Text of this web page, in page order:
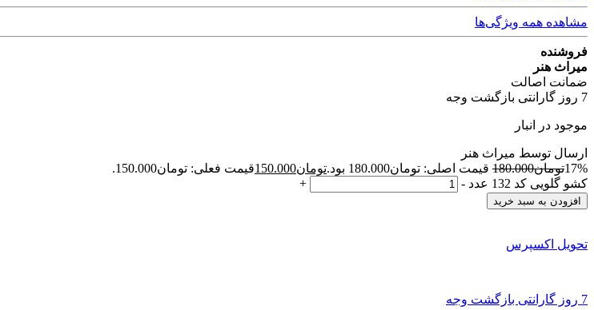
مشاهده همه ویژگی‌ها
فروشنده
میراث هنر
ضمانت اصالت
7 روز گارانتی بازگشت وجه
موجود در انبار
ارسال توسط میراث هنر
17%تومان180.000 قیمت اصلی: تومان180.000 بود. تومان150.000قیمت فعلی: تومان150.000.
کشو گلویی کد 132 عدد
-
+
افزودن به سبد خرید
تحویل اکسپرس
7 روز گارانتی بازگشت وجه